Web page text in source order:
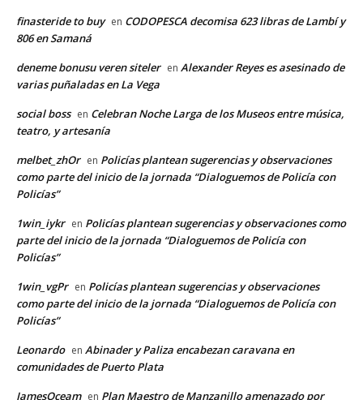
finasteride to buy en CODOPESCA decomisa 623 libras de Lambí y
806 en Samaná
deneme bonusu veren siteler en Alexander Reyes es asesinado de
varias puñaladas en La Vega
social boss en Celebran Noche Larga de los Museos entre música,
teatro, y artesanía
melbet_zhOr en Policías plantean sugerencias y observaciones
como parte del inicio de la jornada “Dialoguemos de Policía con
Policías”
1win_iykr en Policías plantean sugerencias y observaciones como
parte del inicio de la jornada “Dialoguemos de Policía con
Policías”
1win_vgPr en Policías plantean sugerencias y observaciones
como parte del inicio de la jornada “Dialoguemos de Policía con
Policías”
Leonardo en Abinader y Paliza encabezan caravana en
comunidades de Puerto Plata
JamesOceam en Plan Maestro de Manzanillo amenazado por